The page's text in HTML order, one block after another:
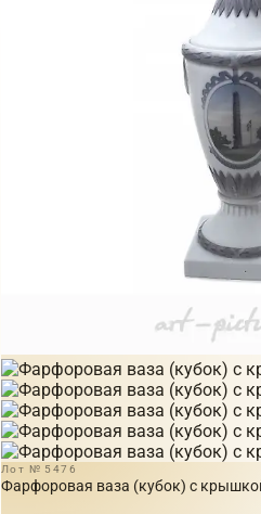
Лот № 5476
Фарфоровая ваза (кубок) с